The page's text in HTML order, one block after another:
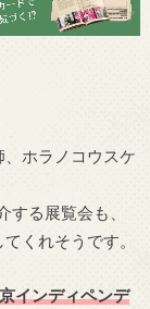
ホラノコウスケ
る展覧会も、
くれそうです。
インディペンデ